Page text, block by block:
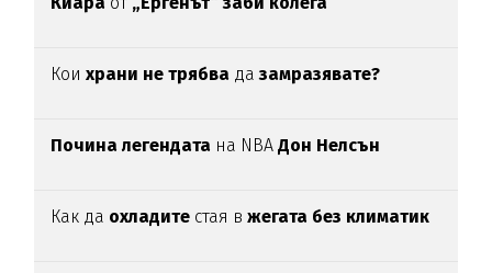
Коихрани не трябва дазамразявате?
Почина легендата на NBAДон Нелсън
Как да охладите стая вжегата без климатик